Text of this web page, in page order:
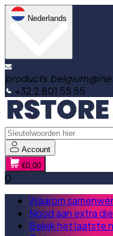
Nederlands
+32 2 801 55 55
Account
€0,00
0
Waarom
Nood aan extra
Bekijk het laatste